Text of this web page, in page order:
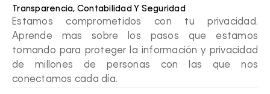
Transparencia, Contabilidad Y Seguridad
Estamos comprometidos con tu privacidad.
Aprende mas sobre los pasos que estamos
tomando para proteger la información y privacidad
de millones de personas con las que nos
conectamos cada día.